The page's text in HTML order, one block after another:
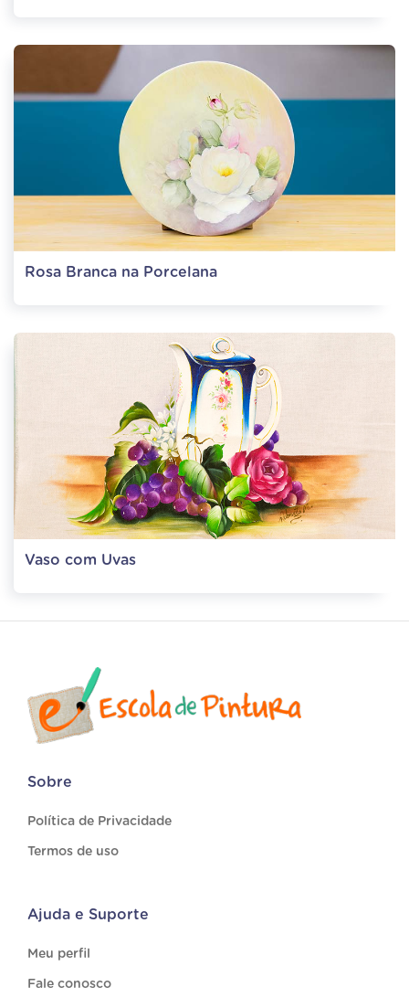
Rosa Branca na Porcelana
Vaso com Uvas
Sobre
Política de Privacidade
Termos de uso
Ajuda e Suporte
Meu perfil
Fale conosco